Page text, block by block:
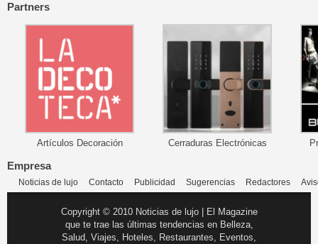
Partners
Artículos Decoración Cerraduras Electrónicas
Empresa
Noticias de lujo Contacto Publicidad Sugerencias Redactores
Copyright © 2010 Noticias de lujo | El Magazine
que te trae las últimas tendencias en Belleza,
Salud, Viajes, Hoteles, Restaurantes, Eventos,